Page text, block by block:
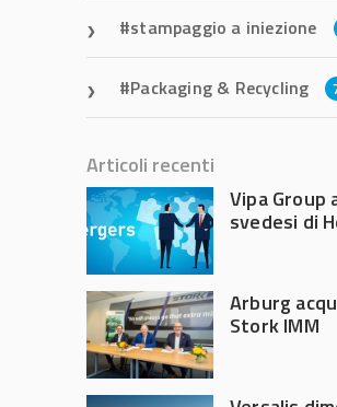
stampaggio a iniezione
Packaging & Recycling
Articoli recenti
Vipa Group
svedesi di
Arburg
Stork IMM